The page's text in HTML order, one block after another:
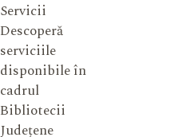
Servicii
Descoperă
serviciile
disponibile în
cadrul
Bibliotecii
Județene